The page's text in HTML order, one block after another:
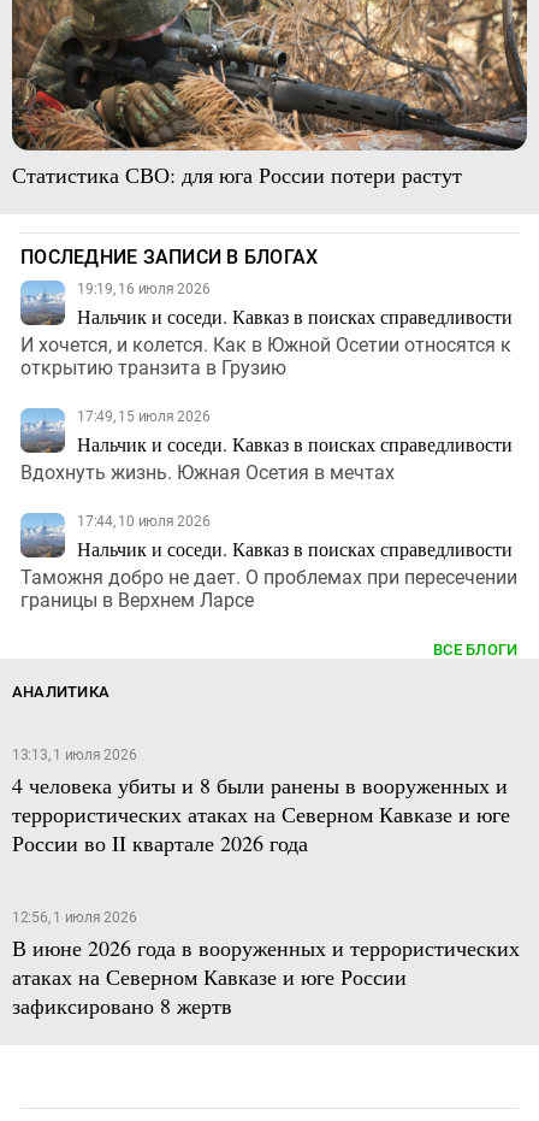
Статистика СВО: для юга России потери растут
ПОСЛЕДНИЕ ЗАПИСИ В БЛОГАХ
19:19, 16 июля 2026
Нальчик и соседи. Кавказ в поисках справедливости
И хочется, и колется. Как в Южной Осетии относятся к
открытию транзита в Грузию
17:49, 15 июля 2026
Нальчик и соседи. Кавказ в поисках справедливости
Вдохнуть жизнь. Южная Осетия в мечтах
17:44, 10 июля 2026
Нальчик и соседи. Кавказ в поисках справедливости
Таможня добро не дает. О проблемах при пересечении
границы в Верхнем Ларсе
ВСЕ БЛОГИ
АНАЛИТИКА
13:13, 1 июля 2026
4 человека убиты и 8 были ранены в вооруженных и
террористических атаках на Северном Кавказе и юге
России во II квартале 2026 года
12:56, 1 июля 2026
В июне 2026 года в вооруженных и террористических
атаках на Северном Кавказе и юге России
зафиксировано 8 жертв